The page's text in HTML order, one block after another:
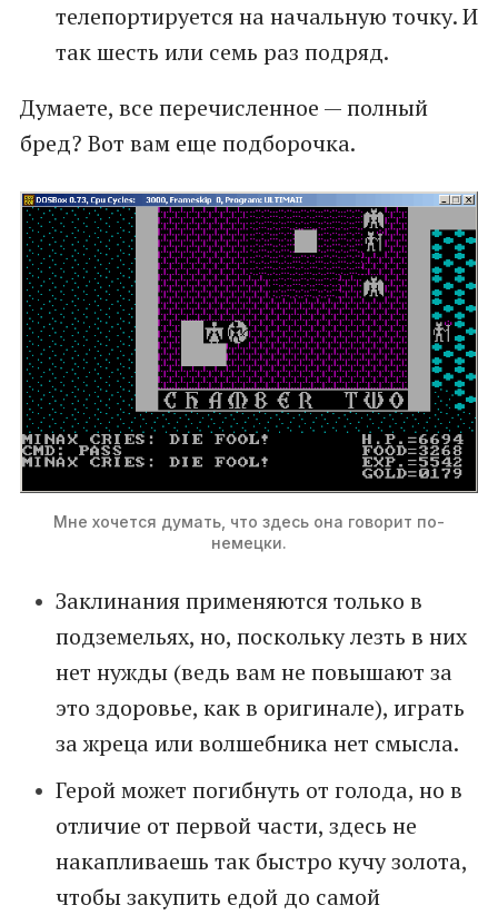
телепортируется на начальную точку. И
так шесть или семь раз подряд.
Думаете, все перечисленное — полный
бред? Вот вам еще подборочка.
Мне хочется думать, что здесь она говорит по-
немецки.
Заклинания применяются только в
подземельях, но, поскольку лезть в них
нет нужды (ведь вам не повышают за
это здоровье, как в оригинале), играть
за жреца или волшебника нет смысла.
Герой может погибнуть от голода, но в
отличие от первой части, здесь не
накапливаешь так быстро кучу золота,
чтобы закупить едой до самой